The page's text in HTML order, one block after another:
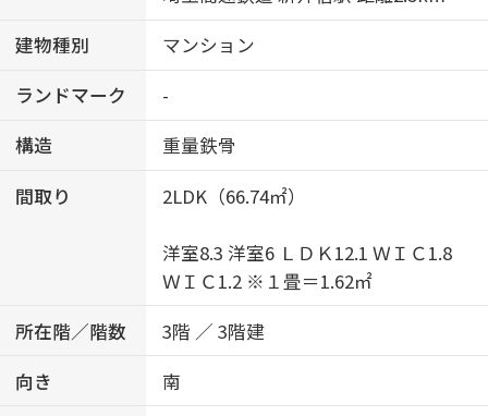
建物種別
マンション
ランドマーク
-
構造
重量鉄骨
間取り
2LDK（66.74㎡）
洋室8.3 洋室6 ＬＤＫ12.1 ＷＩＣ1.8
ＷＩＣ1.2 ※１畳＝1.62㎡
所在階／階数
3階 ／ 3階建
向き
南